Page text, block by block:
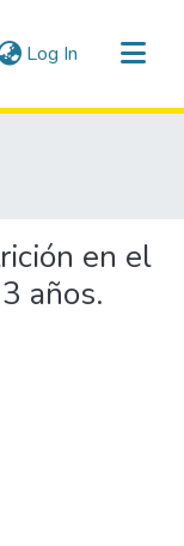
Log In (current)
en el
años.